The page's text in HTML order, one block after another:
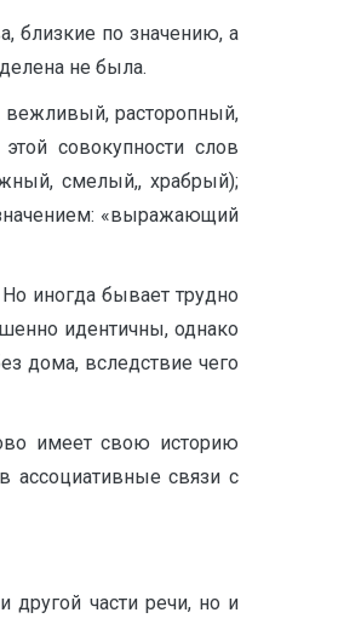
близкие по значению, а
не была.
вежливый, расторопный,
совокупности слов
смелый,, храбрый);
«выражающий
иногда бывает трудно
идентичны, однако
дома, вследствие чего
имеет свою историю
ассоциативные связи с
части речи, но и